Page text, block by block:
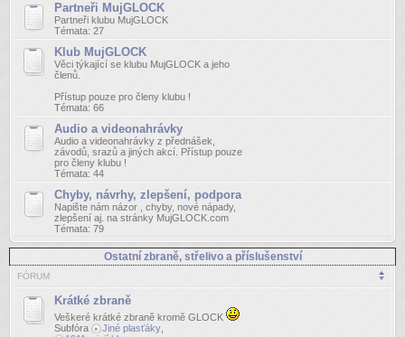
Partneři MujGLOCK
Partneři klubu MujGLOCK
Témata: 27
Klub MujGLOCK
Věci týkající se klubu MujGLOCK a jeho
členů.
Přístup pouze pro členy klubu !
Témata: 66
Audio a videonahrávky
Audio a videonahrávky z přednášek,
závodů, srazů a jiných akcí. Přístup pouze
pro členy klubu !
Témata: 44
Chyby, návrhy, zlepšení, podpora
Napište nám názor , chyby, nové nápady,
zlepšení aj. na stránky MujGLOCK.com
Témata: 79
Ostatní zbraně, střelivo a příslušenství
FÓRUM
Krátké zbraně
Veškeré krátké zbraně kromě GLOCK
Subfóra
Jiné plasťáky